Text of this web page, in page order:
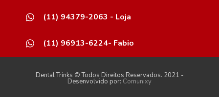
(11) 94379-2063 - Loja
(11) 96913-6224- Fabio
Dental Trinks © Todos Direitos Reservados. 2021 -
Desenvolvido por: Comunixy